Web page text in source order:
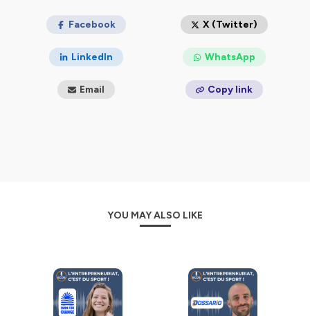
confidentialitepour plus d'informations.
Facebook X (Twitter)
LinkedIn WhatsApp
Email Copy link
YOU MAY ALSO LIKE